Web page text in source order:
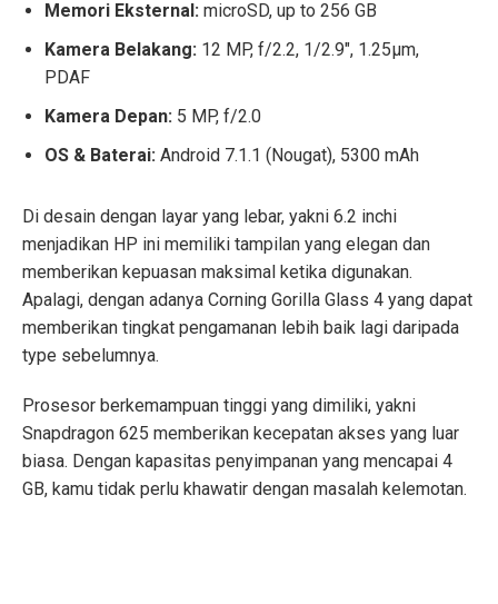
Memori Eksternal: microSD, up to 256 GB
Kamera Belakang: 12 MP, f/2.2, 1/2.9″, 1.25µm,
PDAF
Kamera Depan: 5 MP, f/2.0
OS & Baterai: Android 7.1.1 (Nougat), 5300 mAh
Di desain dengan layar yang lebar, yakni 6.2 inchi
menjadikan HP ini memiliki tampilan yang elegan dan
memberikan kepuasan maksimal ketika digunakan.
Apalagi, dengan adanya Corning Gorilla Glass 4 yang dapat
memberikan tingkat pengamanan lebih baik lagi daripada
type sebelumnya.
Prosesor berkemampuan tinggi yang dimiliki, yakni
Snapdragon 625 memberikan kecepatan akses yang luar
biasa. Dengan kapasitas penyimpanan yang mencapai 4
GB, kamu tidak perlu khawatir dengan masalah kelemotan.